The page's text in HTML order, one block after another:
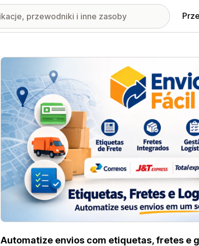
Wyróżnione obrazy w galerii
Automatize envios com etiquetas, fretes e